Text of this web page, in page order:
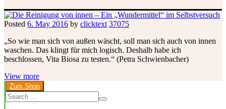
Posted 6. May 2016 by clicktext 37075
„So wie man sich von außen wäscht, soll man sich auch von innen
waschen. Das klingt für mich logisch. Deshalb habe ich
beschlossen, Vita Biosa zu testen.“ (Petra Schwienbacher)
View more
Zum Shop